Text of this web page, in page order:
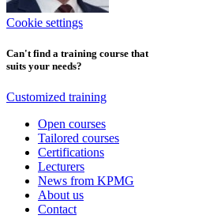
Cookie settings
Can't find a training course that
suits your needs?
Customized training
Open courses
Tailored courses
Certifications
Lecturers
News from KPMG
About us
Contact